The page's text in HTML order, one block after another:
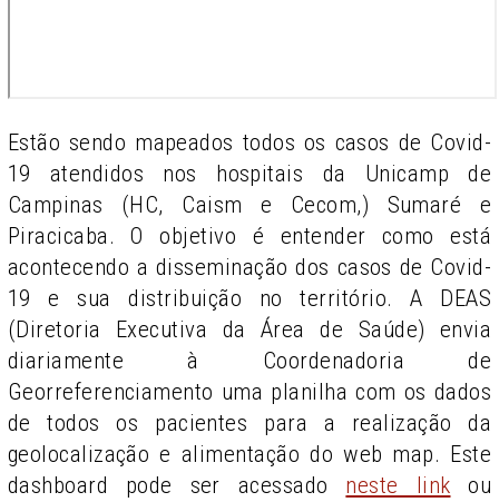
Estão sendo mapeados todos os casos de Covid-
19 atendidos nos hospitais da Unicamp de
Campinas (HC, Caism e Cecom,) Sumaré e
Piracicaba. O objetivo é entender como está
acontecendo a disseminação dos casos de Covid-
19 e sua distribuição no território. A DEAS
(Diretoria Executiva da Área de Saúde) envia
diariamente à Coordenadoria de
Georreferenciamento uma planilha com os dados
de todos os pacientes para a realização da
geolocalização e alimentação do web map. Este
dashboard pode ser acessado neste link ou